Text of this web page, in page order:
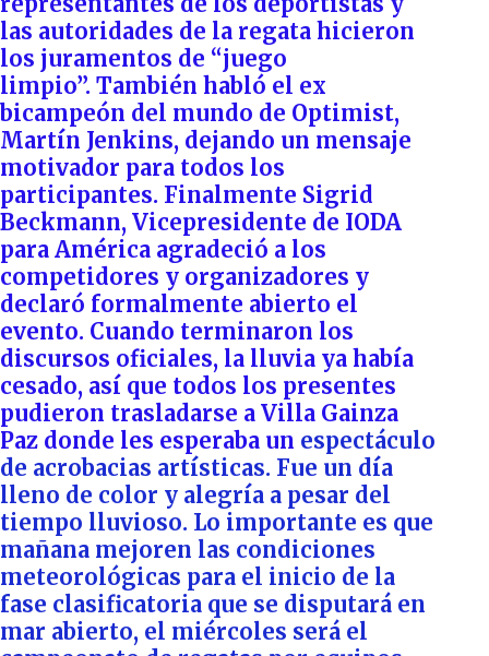
las autoridades de la regata hicieron
los juramentos de “juego
limpio”. También habló el ex
bicampeón del mundo de Optimist,
Martín Jenkins, dejando un mensaje
motivador para todos los
participantes. Finalmente Sigrid
Beckmann, Vicepresidente de IODA
para América agradeció a los
competidores y organizadores y
declaró formalmente abierto el
evento. Cuando terminaron los
discursos oficiales, la lluvia ya había
cesado, así que todos los presentes
pudieron trasladarse a Villa Gainza
Paz donde les esperaba un espectáculo
de acrobacias artísticas. Fue un día
lleno de color y alegría a pesar del
tiempo lluvioso. Lo importante es que
mañana mejoren las condiciones
meteorológicas para el inicio de la
fase clasificatoria que se disputará en
mar abierto, el miércoles será el